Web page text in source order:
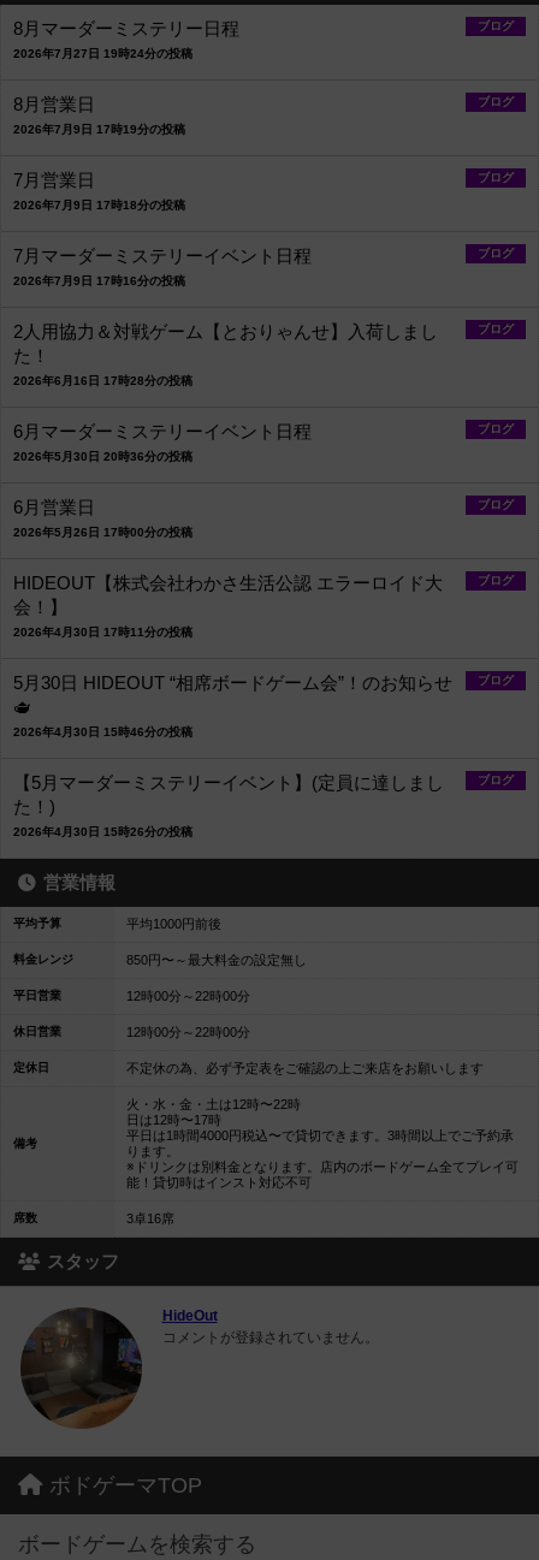
ブログ
8月マーダーミステリー日程
2026年7月27日 19時24分の投稿
ブログ
8月営業日
2026年7月9日 17時19分の投稿
ブログ
7月営業日
2026年7月9日 17時18分の投稿
ブログ
7月マーダーミステリーイベント日程
2026年7月9日 17時16分の投稿
ブログ
2人用協力＆対戦ゲーム【とおりゃんせ】入荷しまし
た！
2026年6月16日 17時28分の投稿
ブログ
6月マーダーミステリーイベント日程
2026年5月30日 20時36分の投稿
ブログ
6月営業日
2026年5月26日 17時00分の投稿
ブログ
HIDEOUT【株式会社わかさ生活公認 エラーロイド大
会！】
2026年4月30日 17時11分の投稿
ブログ
5月30日 HIDEOUT “相席ボードゲーム会”！のお知らせ
🫖
2026年4月30日 15時46分の投稿
ブログ
【5月マーダーミステリーイベント】(定員に達しまし
た！)
2026年4月30日 15時26分の投稿
営業情報
平均予算 平均1000円前後
料金レンジ 850円〜～最大料金の設定無し
平日営業 12時00分～22時00分
休日営業 12時00分～22時00分
定休日 不定休の為、必ず予定表をご確認の上ご来店をお願いします
備考
火・水・金・土は12時〜22時
日は12時〜17時
平日は1時間4000円税込〜で貸切できます。3時間以上でご予約承
ります。
※ドリンクは別料金となります。店内のボードゲーム全てプレイ可
能！貸切時はインスト対応不可
席数 3卓16席
スタッフ
HideOut
コメントが登録されていません。
ボドゲーマTOP
ボードゲームを検索する